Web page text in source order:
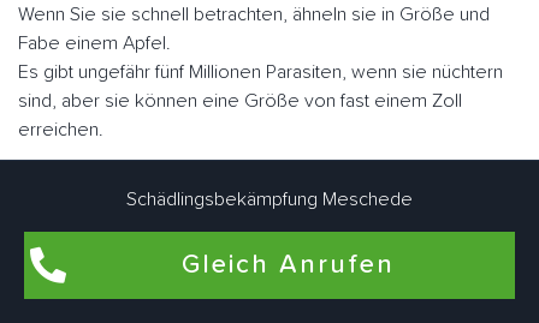
Wenn Sie sie schnell betrachten, ähneln sie in Größe und
Fabe einem Apfel.
Es gibt ungefähr fünf Millionen Parasiten, wenn sie nüchtern
sind, aber sie können eine Größe von fast einem Zoll
erreichen.
Sie können aber auch als Zweitwirte für Nagetiere, Geflügel
oder zu Konservierungszwecken genutzt werden.
Im Gegensatz zu vielen anderen Schädlingen können sie
fliegen.
Schädlingsbekämpfung Meschede
Gleich Anrufen